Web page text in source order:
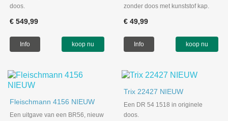
doos.
€ 549,99
Info koop nu
zonder doos met kunststof kap.
€ 49,99
Info koop nu
Fleischmann 4156 NIEUW
Een uitgave van een BR56, nieuw
Trix 22427 NIEUW
Een DR 54 1518 in originele
doos.